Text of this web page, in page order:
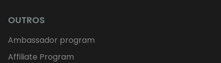
OUTROS
Ambassador program
Affiliate Program